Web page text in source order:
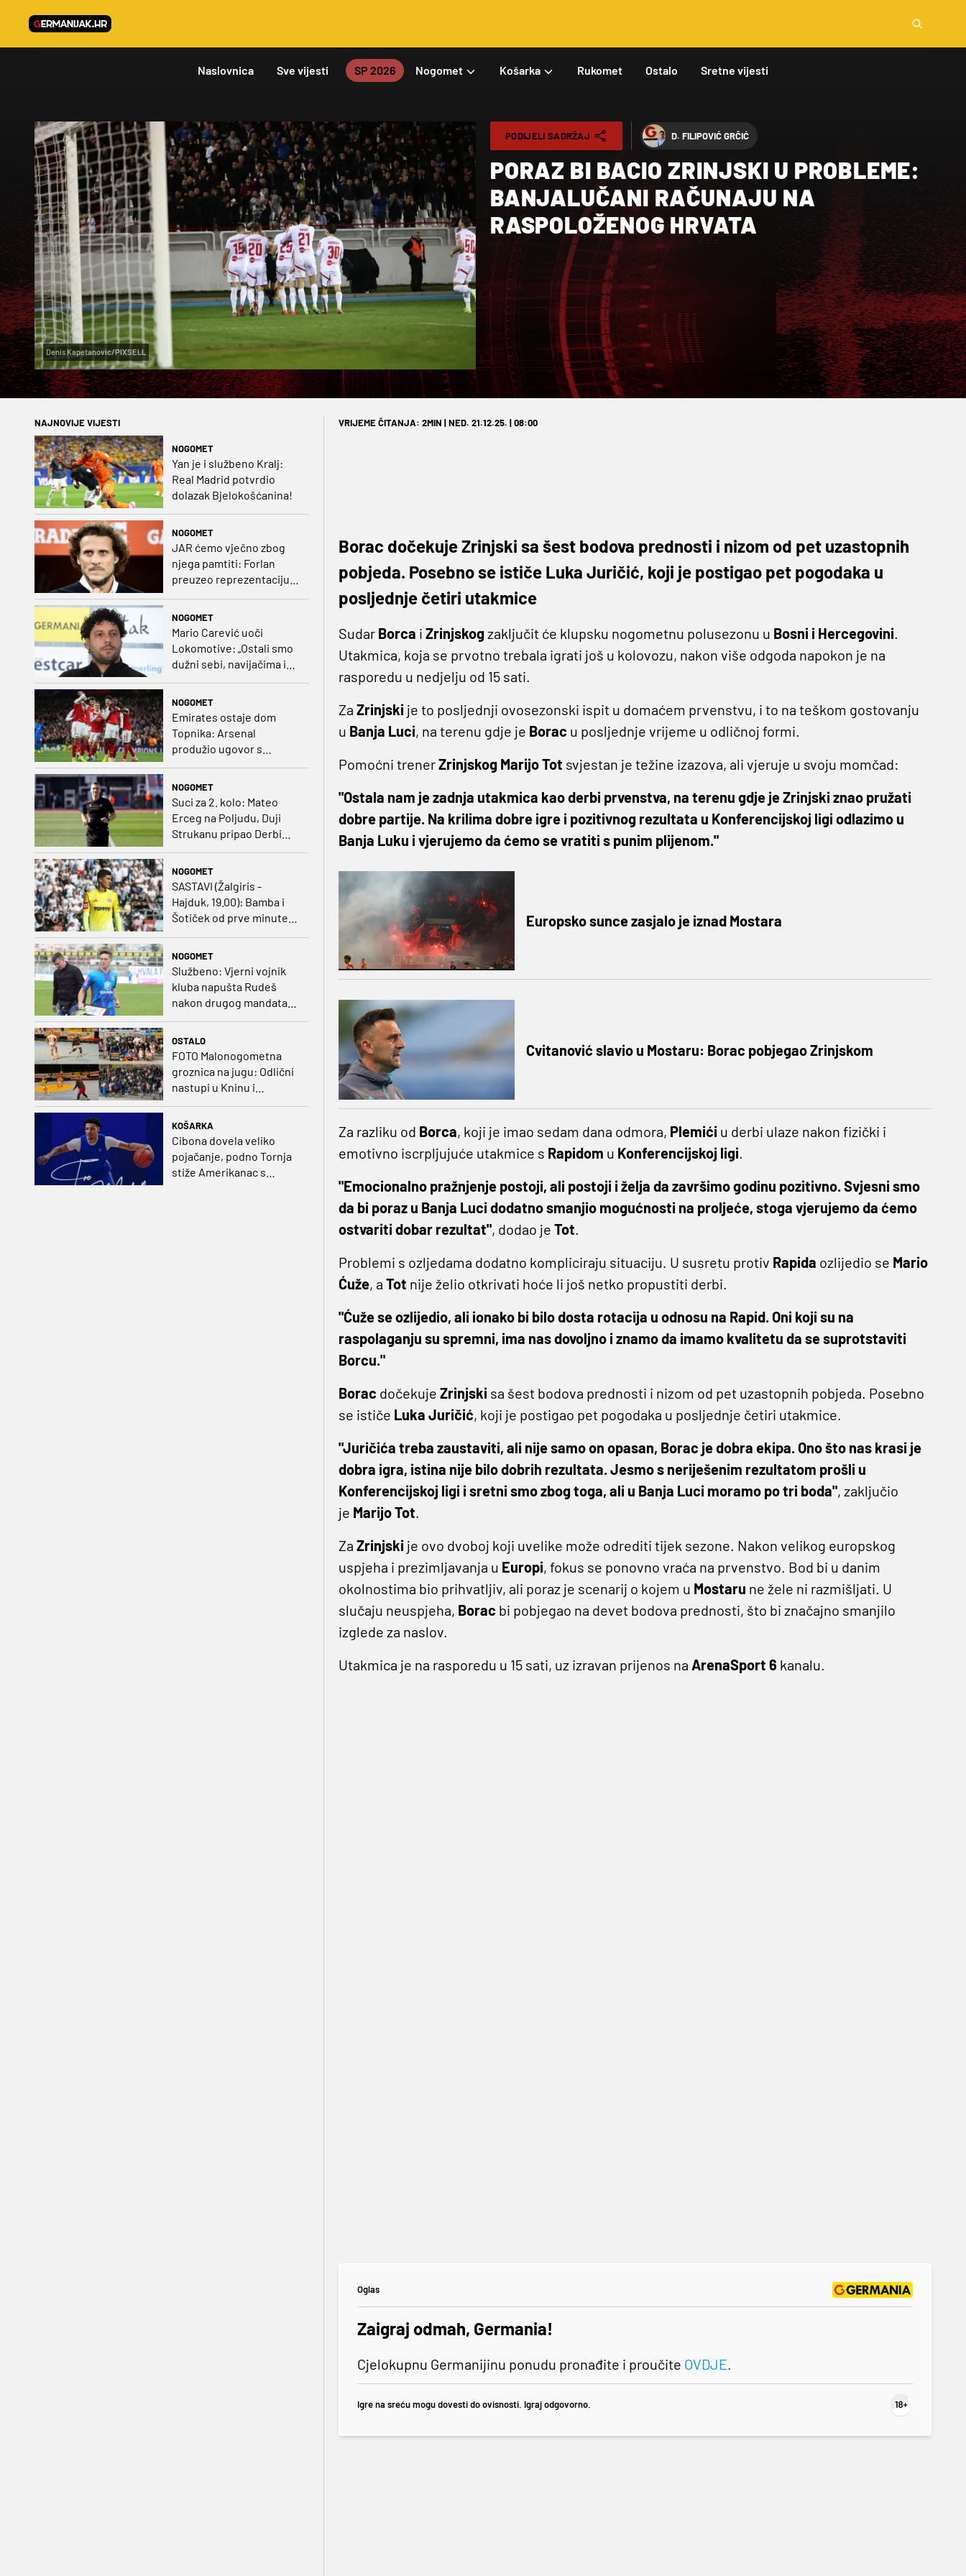
Naslovnica Sve vijesti SP 2026 Nogomet Košarka Rukomet Ostalo Sretne vijesti
Denis Kapetanovic/PIXSELL
PODIJELI SADRŽAJ D. FILIPOVIĆ GRČIĆ
PORAZ BI BACIO ZRINJSKI U PROBLEME:
BANJALUČANI RAČUNAJU NA
RASPOLOŽENOG HRVATA
NAJNOVIJE VIJESTI
NOGOMET
Yan je i službeno Kralj:
Real Madrid potvrdio
dolazak Bjelokošćanina!
NOGOMET
JAR ćemo vječno zbog
njega pamtiti: Forlan
preuzeo reprezentaciju
NOGOMET
Mario Carević uoči
Lokomotive: „Ostali smo
dužni sebi, navijačima i
klubu. Očekujem dobru
NOGOMET
Emirates ostaje dom
Topnika: Arsenal
produžio ugovor s
glavnim sponzorom
NOGOMET
Suci za 2. kolo: Mateo
Erceg na Poljudu, Duji
Strukanu pripao Derbi
NOGOMET
SASTAVI (Žalgiris -
Hajduk, 19.00): Bamba i
Šotiček od prve minute,
NOGOMET
Službeno: Vjerni vojnik
kluba napušta Rudeš
nakon drugog mandata
na zapadu Zagreba
OSTALO
FOTO Malonogometna
groznica na jugu: Odlični
nastupi u Kninu i
vrijednim nagradama
KOŠARKA
Cibona dovela veliko
pojačanje, podno Tornja
stiže Amerikanac s
VRIJEME ČITANJA: 2MIN | NED. 21.12.25. | 08:00
Borac dočekuje Zrinjski sa šest bodova prednosti i nizom od pet uzastopnih
pobjeda. Posebno se ističe Luka Juričić, koji je postigao pet pogodaka u
posljednje četiri utakmice
Sudar Borca i Zrinjskogzaključit će klupsku nogometnu polusezonu u Bosni i Hercegovini.
Utakmica, koja se prvotno trebala igrati još u kolovozu, nakon više odgoda napokon je na
rasporedu u nedjelju od 15 sati.
Za Zrinjski je to posljednji ovosezonski ispit u domaćem prvenstvu, i to na teškom gostovanju
u Banja Luci, na terenu gdje je Borac u posljednje vrijeme u odličnoj formi.
Pomoćni trenerZrinjskog Marijo Tot svjestan je težine izazova, ali vjeruje u svoju momčad:
"Ostala nam je zadnja utakmica kao derbi prvenstva, na terenu gdje je Zrinjski znao pružati
dobre partije. Na krilima dobre igre i pozitivnog rezultata u Konferencijskoj ligi odlazimo u
Banja Luku i vjerujemo da ćemo se vratiti s punim plijenom."
Europsko sunce zasjalo je iznad Mostara
Cvitanović slavio u Mostaru: Borac pobjegao Zrinjskom
Za razliku od Borca, koji je imao sedam dana odmora, Plemići u derbi ulaze nakon fizički i
emotivno iscrpljujuće utakmice s Rapidom u Konferencijskoj ligi
"Emocionalno pražnjenje postoji, ali postoji i želja da završimo godinu pozitivno. Svjesni smo
da bi poraz u Banja Luci dodatno smanjio mogućnosti na proljeće, stoga vjerujemo da ćemo
ostvariti dobar rezultat", dodao je Tot
Problemi s ozljedama dodatno kompliciraju situaciju. U susretu protiv Rapida ozlijedio se Mario
Ćuže, a Tot nije želio otkrivati hoće li još netko propustiti derbi.
"Ćuže se ozlijedio, ali ionako bi bilo dosta rotacija u odnosu na Rapid. Oni koji su na
raspolaganju su spremni, ima nas dovoljno i znamo da imamo kvalitetu da se suprotstaviti
Borcu."
Borac dočekuje Zrinjski sa šest bodova prednosti i nizom od pet uzastopnih pobjeda. Posebno
se ističe Luka Juričić, koji je postigao pet pogodaka u posljednje četiri utakmice.
"Juričića treba zaustaviti, ali nije samo on opasan, Borac je dobra ekipa. Ono što nas krasi je
dobra igra, istina nije bilo dobrih rezultata. Jesmo s neriješenim rezultatom prošli u
Konferencijskoj ligi i sretni smo zbog toga, ali u Banja Luci moramo po tri boda", zaključio
je Marijo Tot
Za Zrinjski je ovo dvoboj koji uvelike može odrediti tijek sezone. Nakon velikog europskog
uspjeha i prezimljavanja u Europi, fokus se ponovno vraća na prvenstvo. Bod bi u danim
okolnostima bio prihvatljiv, ali poraz je scenarij o kojem u Mostaru ne žele ni razmišljati. U
slučaju neuspjeha, Borac bi pobjegao na devet bodova prednosti, što bi značajno smanjilo
izglede za naslov.
Utakmica je na rasporedu u 15 sati, uz izravan prijenos na ArenaSport 6 kanalu.
Oglas
Zaigraj odmah, Germania!
Cjelokupnu Germanijinu ponudu pronađite i proučite OVDJE
Igre na sreću mogu dovesti do ovisnosti. Igraj odgovorno.